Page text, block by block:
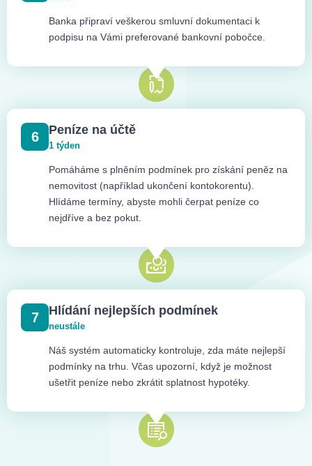
Banka připraví veškerou smluvní dokumentaci k
podpisu na Vámi preferované bankovní pobočce.
6 Peníze na účtě
1 týden
Pomáháme s plněním podmínek pro získání peněz na
nemovitost (například ukončení kontokorentu).
Hlídáme termíny, abyste mohli čerpat peníze co
nejdříve a bez pokut.
7 Hlídání nejlepších podmínek
neustále
Náš systém automaticky kontroluje, zda máte nejlepší
podmínky na trhu. Včas upozorní, když je možnost
ušetřit peníze nebo zkrátit splatnost hypotéky.